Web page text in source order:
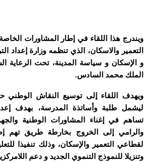
ويندرج هذا اللقاء في إطار المشاورات
التعمير والاسكان، الذي تنظمه وزارة إعداد
و الإسكان و سياسة المدينة، تحت الرعاية
الملك محمد السادس.
ويهدف اللقاء إلى توسيع النقاش الوطني
ليشمل طلبة وأساتذة المدرسة، بهدف
تساهم في إغناء المشاورات الوطنية
والرامي إلى الخروج بخارطة طريق تهم
لقطاعي التعمير والإسكان، وذلك تنفيذا
وتنزيلا للنموذج التنموي الجديد و دعم